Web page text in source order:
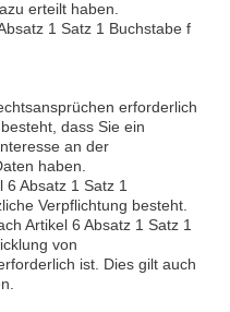
erteilt haben.
1 Satz 1 Buchstabe f
erforderlich
dass Sie ein
Interesse an der
haben.
Absatz 1 Satz 1
Verpflichtung besteht.
Artikel 6 Absatz 1 Satz 1
von
ist. Dies gilt auch